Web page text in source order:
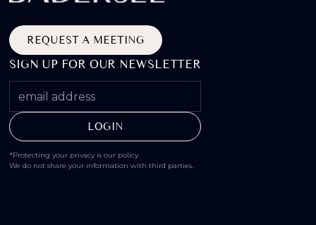
REQUEST A MEETING
SIGN UP FOR OUR NEWSLETTER
*Protecting your privacy is our policy.
We do not share your information with third parties.